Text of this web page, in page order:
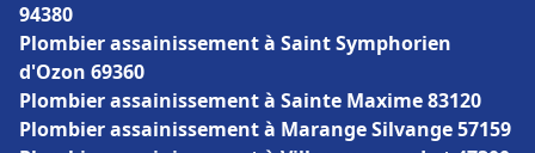
94380
Plombier assainissement à Saint Symphorien
d'Ozon 69360
Plombier assainissement à Sainte Maxime 83120
Plombier assainissement à Marange Silvange 57159